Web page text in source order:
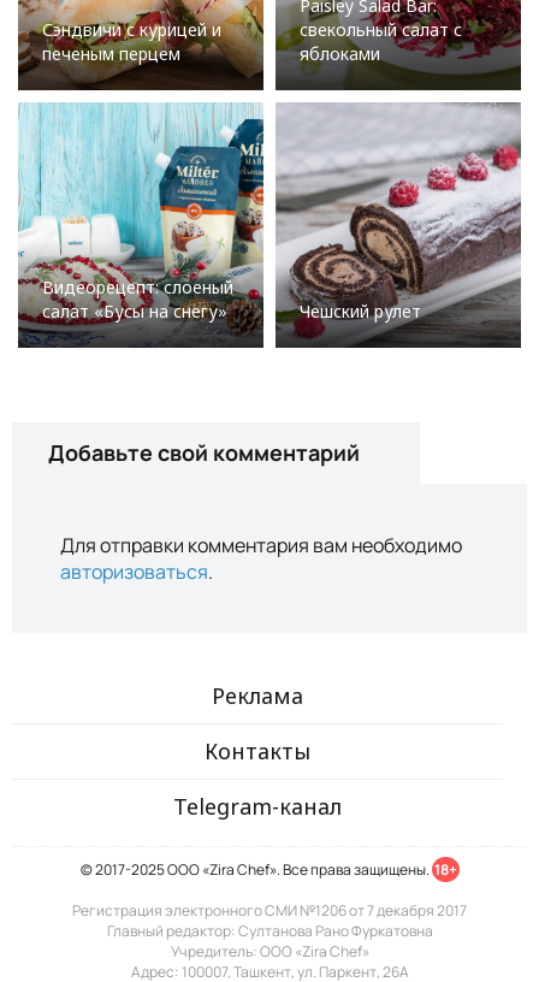
Сэндвичи с курицей и
печеным перцем
Paisley Salad Bar:
свекольный салат с
яблоками
Видеорецепт: слоеный
салат «Бусы на снегу»
Чешский рулет
Добавьте свой комментарий
Для отправки комментария вам необходимо
авторизоваться.
Реклама
Контакты
Telegram-канал
© 2017-2025 ООО «Zira Chef». Все права защищены. 18+
Регистрация электронного СМИ №1206 от 7 декабря 2017
Главный редактор: Султанова Рано Фуркатовна
Учредитель: ООО «Zira Chef»
Адрес: 100007, Ташкент, ул. Паркент, 26А